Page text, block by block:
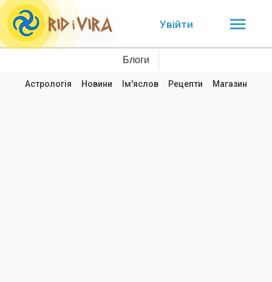
Увійти
Блоги
Астрологія Новини Ім'яслов Рецепти Магазин